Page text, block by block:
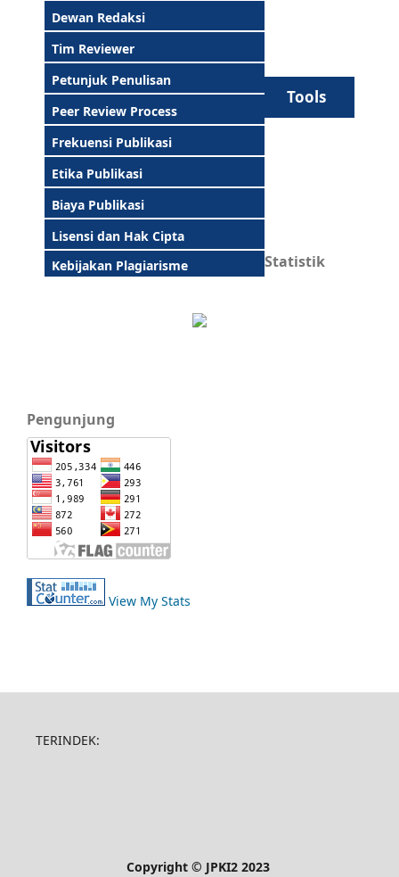
Dewan Redaksi
Tim Reviewer
Petunjuk Penulisan
Peer Review Process
Frekuensi Publikasi
Etika Publikasi
Biaya Publikasi
Lisensi dan Hak Cipta
Kebijakan Plagiarisme
Tools
Statistik
Pengunjung
View My Stats
TERINDEK:
Copyright © JPKI2 2023